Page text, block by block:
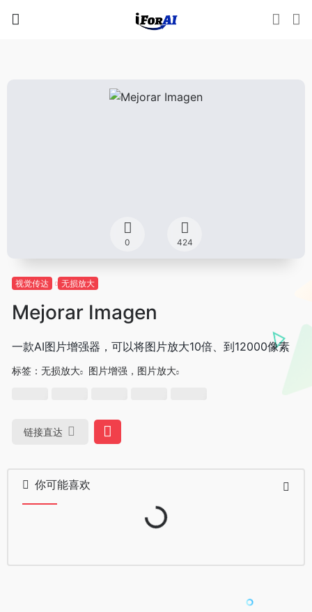
0 424
视觉传达 无损放大
Mejorar Imagen
一款AI图片增强器，可以将图片放大10倍、到12000像素
标签： 无损放大 图片增强，图片放大
链接直达
你可能喜欢
Loading...